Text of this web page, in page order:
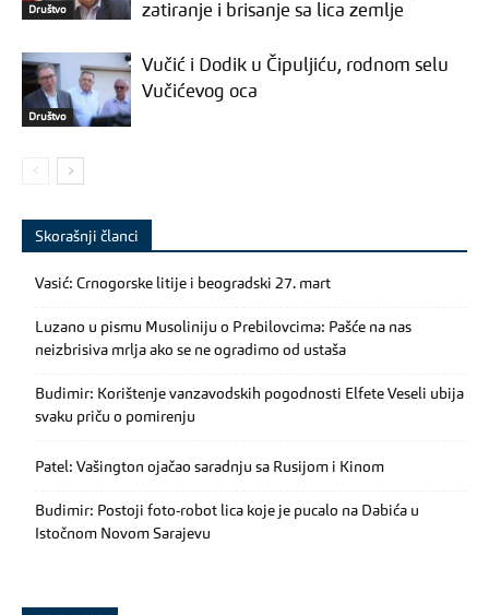
Društvo
zatiranje i brisanje sa lica zemlje
Društvo
Vučić i Dodik u Čipuljiću, rodnom selu
Vučićevog oca
Skorašnji članci
Vasić: Crnogorske litije i beogradski 27. mart
Luzano u pismu Musoliniju o Prebilovcima: Pašće na nas
neizbrisiva mrlja ako se ne ogradimo od ustaša
Budimir: Korištenje vanzavodskih pogodnosti Elfete Veseli ubija
svaku priču o pomirenju
Patel: Vašington ojačao saradnju sa Rusijom i Kinom
Budimir: Postoji foto-robot lica koje je pucalo na Dabića u
Istočnom Novom Sarajevu